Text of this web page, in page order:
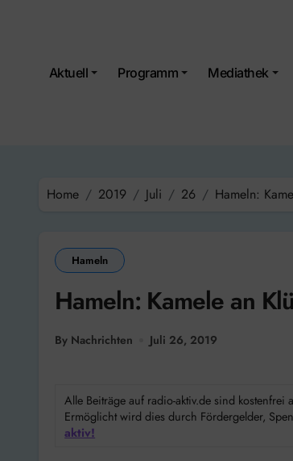
Aktuell Programm Mediathek
Home 2019 Juli 26 Hameln:
Hameln
Hameln: Kamele an
By Nachrichten Juli 26, 2019
Alle Beiträge auf radio-aktiv.de sind
Ermöglicht wird dies durch Fördergelder,
aktiv!